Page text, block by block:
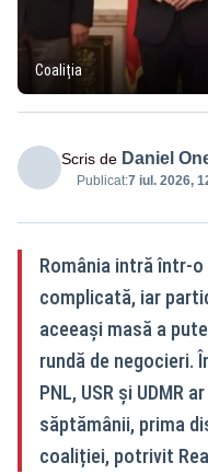
Coaliția
Scris de Daniel
Publicat:7 iul. 2026,
România intră într-
complicată, iar
aceeași masă a
rundă de negocieri.
PNL, USR și UDMR
săptămânii, prima
coaliției, potrivit